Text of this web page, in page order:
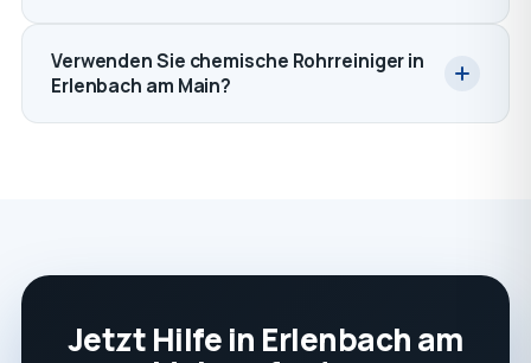
Verwenden Sie chemische Rohrreiniger in
Erlenbach am Main?
Jetzt Hilfe in Erlenbach am